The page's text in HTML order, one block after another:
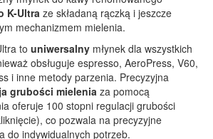
K-Ultra ze składaną rączką i jeszcze
mechanizmem mielenia.
to uniwersalny młynek dla wszystkich
obsługuje espresso, AeroPress, V60,
i inne metody parzenia. Precyzyjna
grubości mielenia za pomocą
oferuje 100 stopni regulacji grubości
co pozwala na precyzyjne
do indywidualnych potrzeb.